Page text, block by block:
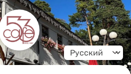
Change language